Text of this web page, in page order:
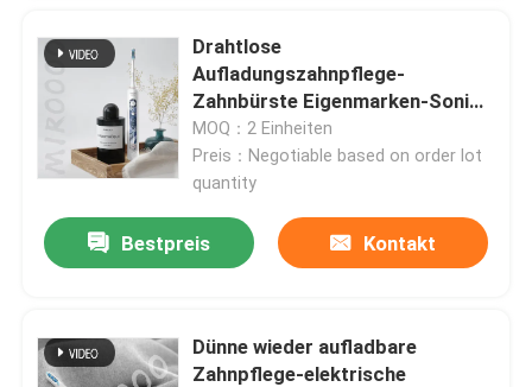
Drahtlose
Aufladungszahnpflege-
Zahnbürste Eigenmarken-Sonic
Electric Toothbrushs USB
MOQ：2 Einheiten
Preis：Negotiable based on order lot
quantity
Bestpreis Kontakt
Dünne wieder aufladbare
Zahnpflege-elektrische